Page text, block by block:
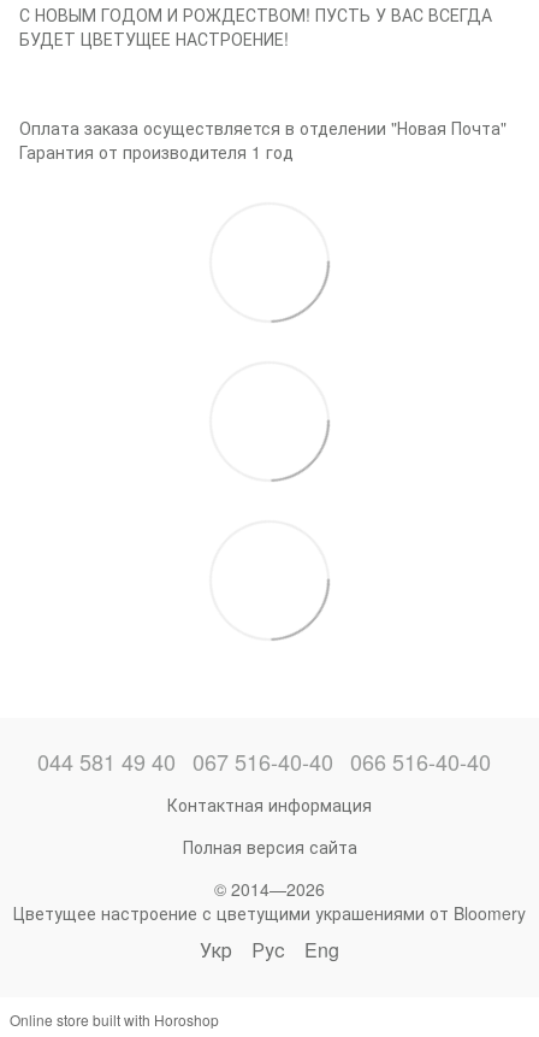
С НОВЫМ ГОДОМ И РОЖДЕСТВОМ! ПУСТЬ У ВАС ВСЕГДА
БУДЕТ ЦВЕТУЩЕЕ НАСТРОЕНИЕ!
Оплата заказа осуществляется в отделении "Новая Почта"
Гарантия от производителя 1 год
044 581 49 40 067 516-40-40 066 516-40-40
Контактная информация
Полная версия сайта
© 2014—2026
Цветущее настроение с цветущими украшениями от Bloomery
Укр Рус Eng
Online store built with Horoshop